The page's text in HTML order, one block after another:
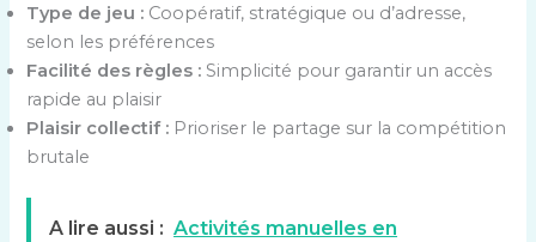
Type de jeu : Coopératif, stratégique ou d’adresse,
selon les préférences
Facilité des règles : Simplicité pour garantir un accès
rapide au plaisir
Plaisir collectif : Prioriser le partage sur la compétition
brutale
A lire aussi : Activités manuelles en